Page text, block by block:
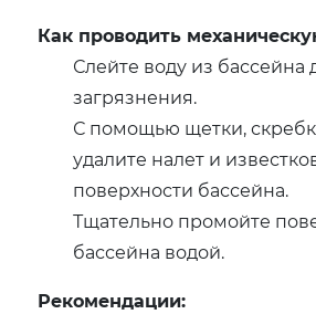
Как проводить
Слейте воду из бассейна
загрязнения.
С помощью щетки,
удалите налет и
поверхности бассейна.
Тщательно промойте
бассейна водой.
Рекомендации: